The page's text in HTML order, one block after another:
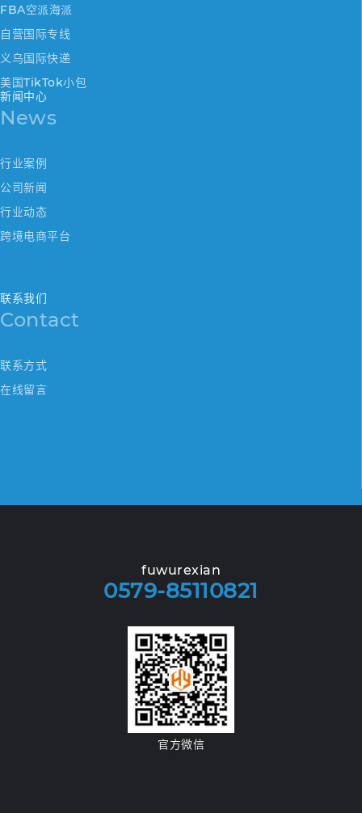
FBA空派海派
自营国际专线
义乌国际快递
美国TikTok小包
新闻中心
News
行业案例
公司新闻
行业动态
跨境电商平台
联系我们
Contact
联系方式
在线留言
fuwurexian
0579-85110821
官方微信